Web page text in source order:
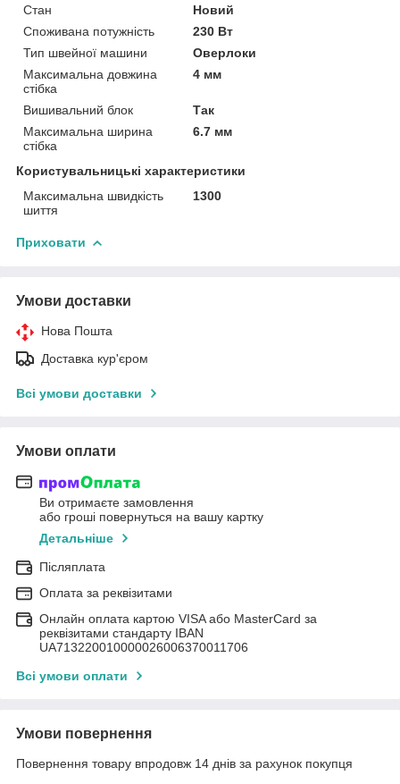
Стан
Новий
Споживана потужність
230 Вт
Тип швейної машини
Оверлоки
Максимальна довжина
стібка
4 мм
Вишивальний блок
Так
Максимальна ширина
стібка
6.7 мм
Користувальницькі характеристики
Максимальна швидкість
шиття
1300
Приховати
Умови доставки
Нова Пошта
Доставка кур'єром
Всі умови доставки
Умови оплати
Ви отримаєте замовлення
або гроші повернуться на вашу картку
Детальніше
Післяплата
Оплата за реквізитами
Онлайн оплата картою VISA або MasterCard за
реквізитами стандарту IBAN
UA713220010000026006370011706
Всі умови оплати
Умови повернення
Повернення товару впродовж 14 днів за рахунок покупця